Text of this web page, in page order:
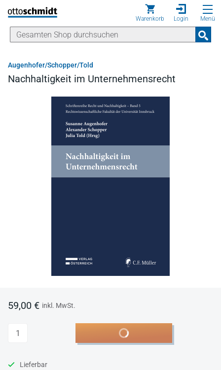
Direkt zum Inhalt
Warenkorb Login Menü
Augenhofer/Schopper/Told
Nachhaltigkeit im Unternehmensrecht
59,00 € inkl. MwSt.
Anzahl In den Warenkorb
Lieferbar